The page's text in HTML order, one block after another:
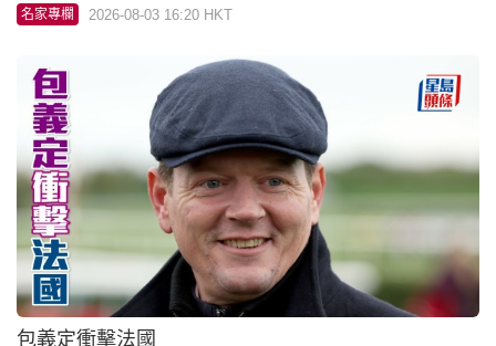
名家專欄 2026-08-03 16:20 HKT
包義定衝擊法國